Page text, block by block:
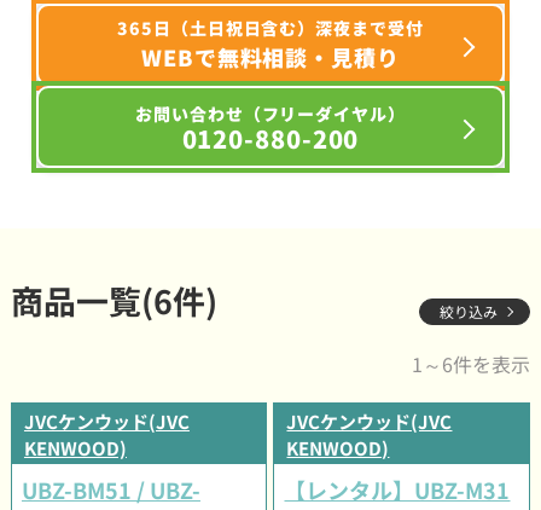
365日（土日祝日含む）深夜まで受付
WEBで無料相談・見積り
お問い合わせ（フリーダイヤル）
0120-880-200
商品一覧(6件) 絞り込み
1～6件を表示
JVCケンウッド(JVC
KENWOOD)
UBZ-BM51 / UBZ-
JVCケンウッド(JVC
KENWOOD)
【レンタル】UBZ-M31